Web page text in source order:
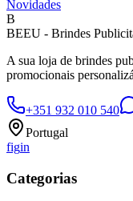
Novidades
B
BEEU - Brindes
A sua loja de brindes
promocionais
+351 932 010 540
Portugal
figin
Categorias